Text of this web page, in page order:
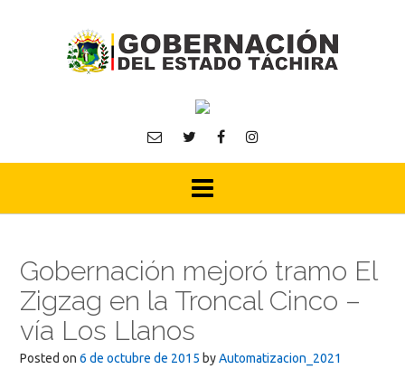
Gobernación mejoró tramo El
Zigzag en la Troncal Cinco –
vía Los Llanos
Posted on 6 de octubre de 2015 byAutomatizacion_2021